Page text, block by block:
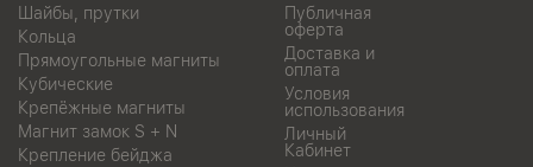
Шайбы, прутки
Кольца
Прямоугольные магниты
Кубические
Крепёжные магниты
Магнит замок S + N
Крепление бейджа
Публичная
оферта
Доставка и
оплата
Условия
использования
Личный
Кабинет